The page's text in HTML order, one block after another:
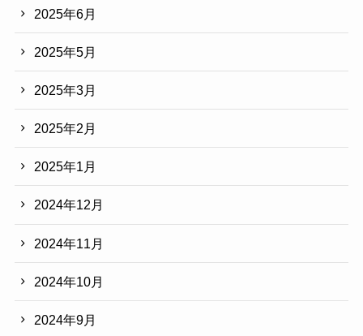
2025年6月
2025年5月
2025年3月
2025年2月
2025年1月
2024年12月
2024年11月
2024年10月
2024年9月